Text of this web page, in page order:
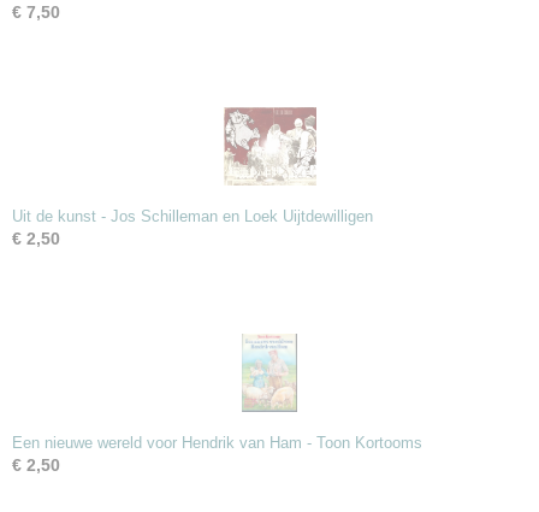
€ 7,50
Uit de kunst - Jos Schilleman en Loek Uijtdewilligen
€ 2,50
Een nieuwe wereld voor Hendrik van Ham - Toon Kortooms
€ 2,50